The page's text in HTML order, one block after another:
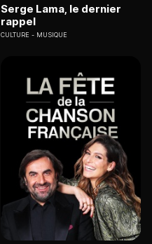
Serge Lama, le dernier
rappel
CULTURE MUSIQUE